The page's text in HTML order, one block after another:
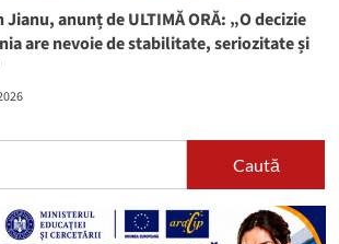
anunț de ULTIMĂ ORĂ: „O decizie
are nevoie de stabilitate, seriozitate și